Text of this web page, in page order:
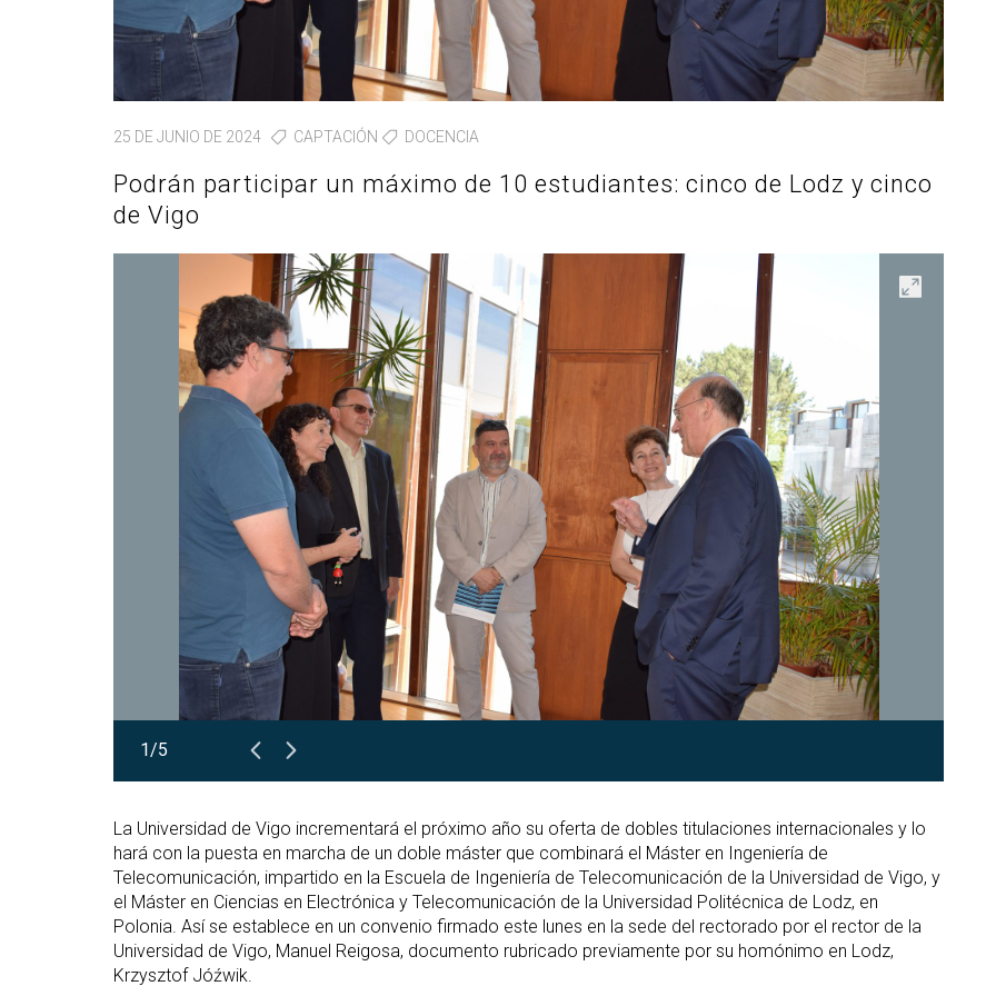
25 DE JUNIO DE 2024 CAPTACIÓN DOCENCIA
Podrán participar un máximo de 10 estudiantes: cinco de Lodz y cinco
de Vigo
Abrir
1/5
La Universidad de Vigo incrementará el próximo año su oferta de dobles titulaciones internacionales y lo
hará con la puesta en marcha de un doble máster que combinará el Máster en Ingeniería de
Telecomunicación, impartido en la Escuela de Ingeniería de Telecomunicación de la Universidad de Vigo, y
el Máster en Ciencias en Electrónica y Telecomunicación de la Universidad Politécnica de Lodz, en
Polonia. Así se establece en un convenio firmado este lunes en la sede del rectorado por el rector de la
Universidad de Vigo, Manuel Reigosa, documento rubricado previamente por su homónimo en Lodz,
Krzysztof Jóźwik.